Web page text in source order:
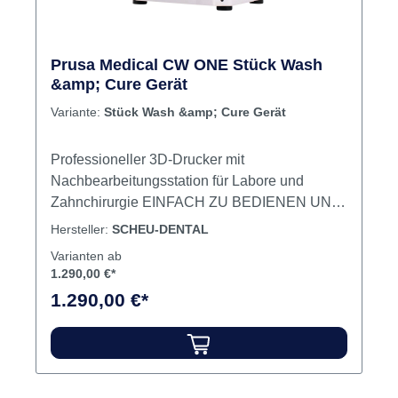
Prusa Medical CW ONE Stück Wash
&amp; Cure Gerät
Variante: Stück Wash &amp; Cure Gerät
Professioneller 3D-Drucker mit
Nachbearbeitungsstation für Labore und
Zahnchirurgie EINFACH ZU BEDIENEN UND
INTUITIVE DRUCKERSTEUERUNG Drucken
Bedienung Automatisierte Prozesse
MAXIMALE ZUVERLÄSSIGKEIT UND
LEISTUNG Der schnellste Desktop-SLA-3D-
Drucker Extrem detaillierte Drucke Eingebauter
Harz-Füllstandssensor Aktivkohlefilter zur
Hersteller: SCHEU-DENTAL
Varianten ab
1.290,00 €*
1.290,00 €*